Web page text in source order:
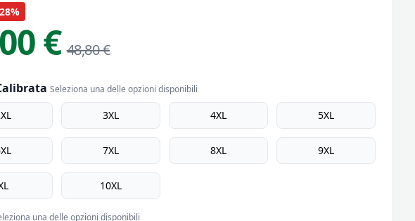
riassuntiva
€ 48,80 €
Seleziona una delle opzioni disponibili
3XL 4XL 5XL
7XL 8XL 9XL
10XL
una delle opzioni disponibili